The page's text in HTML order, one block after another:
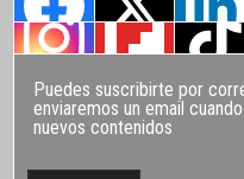
Puedes suscribirte por
enviaremos un email
nuevos contenidos